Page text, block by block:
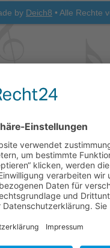
by Deich8 • Alle Rechte